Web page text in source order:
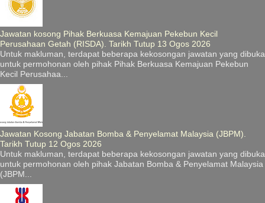
Jawatan kosong Pihak Berkuasa Kemajuan Pekebun Kecil
Perusahaan Getah (RISDA). Tarikh Tutup 13 Ogos 2026
Untuk makluman, terdapat beberapa kekosongan jawatan yang dibuka
untuk permohonan oleh pihak Pihak Berkuasa Kemajuan Pekebun
Kecil Perusahaa...
Jawatan Kosong Jabatan Bomba & Penyelamat Malaysia (JBPM).
Tarikh Tutup 12 Ogos 2026
Untuk makluman, terdapat beberapa kekosongan jawatan yang dibuka
untuk permohonan oleh pihak Jabatan Bomba & Penyelamat Malaysia
(JBPM...